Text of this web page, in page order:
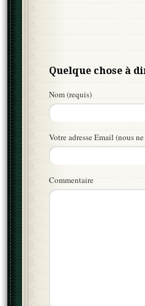
Quelque chose à
Nom (requis)
Votre adresse Email (nous
Commentaire